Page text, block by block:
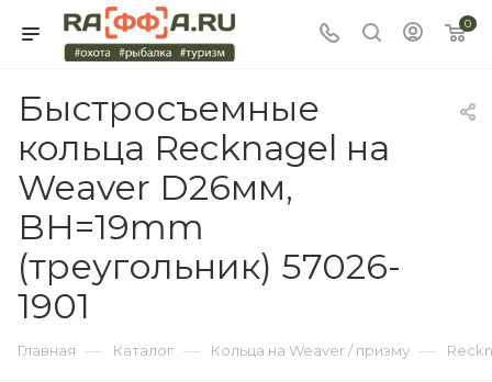
0
Быстросъемные
кольца Recknagel на
Weaver D26мм,
BH=19mm
(треугольник) 57026-
1901
Главная — Каталог — Кольца на Weaver / призму —